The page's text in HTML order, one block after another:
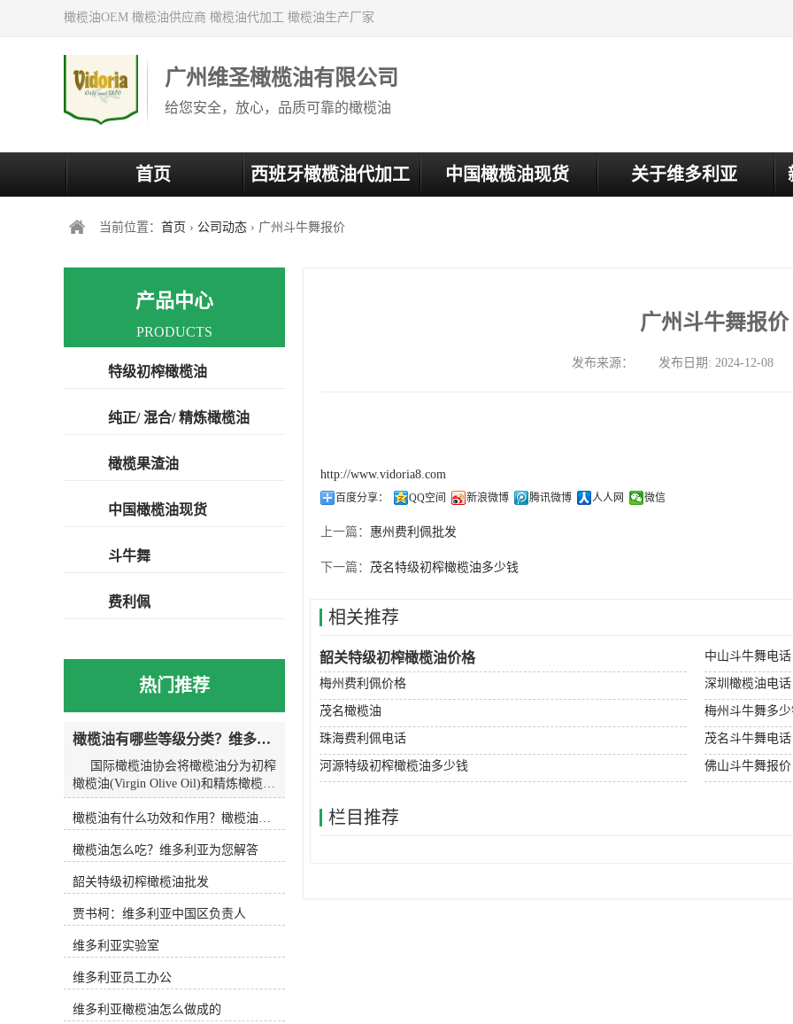
橄榄油OEM 橄榄油供应商 橄榄油代加工 橄榄油生产厂家
广州维圣橄榄油有限公司
给您安全，放心，品质可靠的橄榄油
首页 西班牙橄榄油代加工 中国橄榄油现货 关于维多利亚
当前位置： 首页 › 公司动态 › 广州斗牛舞报价
广州斗牛舞报价
发布来源： 发布日期: 2024-12-08
http://www.vidoria8.com
百度分享： QQ空间 新浪微博 腾讯微博 人人网 微信
上一篇： 惠州费利佩批发
下一篇： 茂名特级初榨橄榄油多少钱
相关推荐
韶关特级初榨橄榄油价格 中山斗牛舞电话
梅州费利佩价格 深圳橄榄油电话
茂名橄榄油 梅州斗牛舞多
珠海费利佩电话 茂名斗牛舞电话
河源特级初榨橄榄油多少钱 佛山斗牛舞报价
栏目推荐
产品中心
PRODUCTS
特级初榨橄榄油
纯正/ 混合/ 精炼橄榄油
橄榄果渣油
中国橄榄油现货
斗牛舞
费利佩
热门推荐
橄榄油有哪些等级分类？维多利亚为您解说
国际橄榄油协会将橄榄油分为初榨
橄榄油(Virgin Olive Oil)和精炼橄榄油
(Lampante Olive Oil或Refined Olive
Oil)两大类，五个级别。下面维多利
或称为天然橄榄油，是直接从新鲜的
橄榄果实中采取机械冷榨、经过过滤
等处理除去异物后得到的油脂。根据
酸度的不同可分为三个级别：特级初
榨橄榄油(Extra Virgin)：是较高级
别、质量较高的橄榄油，是纯天然产
品。口味良好，有淡雅怡人的植物芬
芳，酸度不超过1%。优良初榨橄榄油
2%，味道纯正、芳香。普通初榨橄榄
橄榄油有什么功效和作用？橄榄油厂家告诉你
橄榄油怎么吃？维多利亚为您解答
韶关特级初榨橄榄油批发
贾书柯：维多利亚中国区负责人
维多利亚实验室
维多利亚员工办公
维多利亚橄榄油怎么做成的